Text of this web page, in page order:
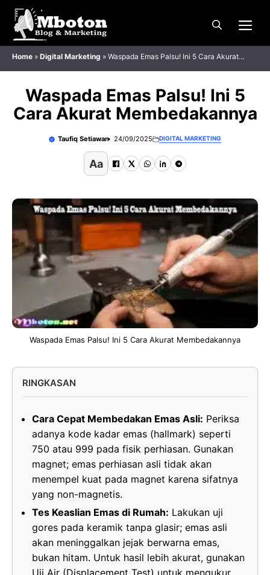
Langsung
Home » Digital Marketing » Waspada Emas Palsu! Ini 5 Cara Akurat
Membedakannya
Waspada Emas Palsu! Ini 5
Cara Akurat Membedakannya
Taufiq Setiawan 24/09/2025 DIGITAL MARKETING
Aa
Waspada Emas Palsu! Ini 5 Cara Akurat Membedakannya
RINGKASAN
Cara Cepat Membedakan Emas Asli: Periksa
adanya kode kadar emas (hallmark) seperti
750 atau 999 pada fisik perhiasan. Gunakan
magnet; emas perhiasan asli tidak akan
menempel kuat pada magnet karena sifatnya
yang non-magnetis.
Tes Keaslian Emas di Rumah: Lakukan uji
gores pada keramik tanpa glasir; emas asli
akan meninggalkan jejak berwarna emas,
bukan hitam. Untuk hasil lebih akurat, gunakan
Uji Air (Displacement Test) untuk mengukur